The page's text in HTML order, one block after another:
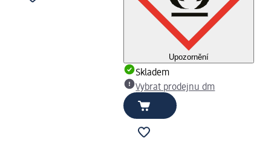
Upozornění
Skladem
Vybrat prodejnu dm